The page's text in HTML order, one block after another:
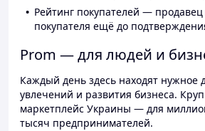
Рейтинг покупателей —
покупателя ещё до
Prom — для людей и
Каждый день здесь находят нужное
увлечений и развития бизнеса.
маркетплейс Украины — для
тысяч предпринимателей.